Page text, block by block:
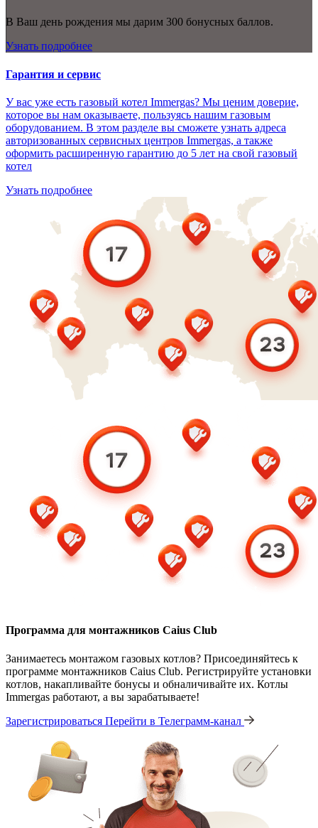
В Ваш день рождения мы дарим 300 бонусных баллов.
Узнать подробнее
Гарантия и сервис
У вас уже есть газовый котел Immergas? Мы ценим доверие,
которое вы нам оказываете, пользуясь нашим газовым
оборудованием. В этом разделе вы сможете узнать адреса
авторизованных сервисных центров Immergas, а также
оформить расширенную гарантию до 5 лет на свой газовый
котел
Узнать подробнее
Программа для монтажников Caius Club
Занимаетесь монтажом газовых котлов? Присоединяйтесь к
программе монтажников Caius Club. Регистрируйте установки
котлов, накапливайте бонусы и обналичивайте их. Котлы
Immergas работают, а вы зарабатываете!
Зарегистрироваться Перейти в Телеграмм-канал